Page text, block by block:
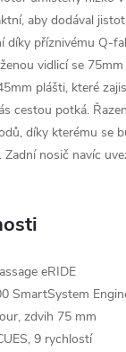
aby dodával
díky příznivému Q-
vidlicí se
plášti, které
cestou potká.
díky kterému se
nosič navíc
eRIDE
SmartSystem
zdvih 75 mm
9 rychlostí